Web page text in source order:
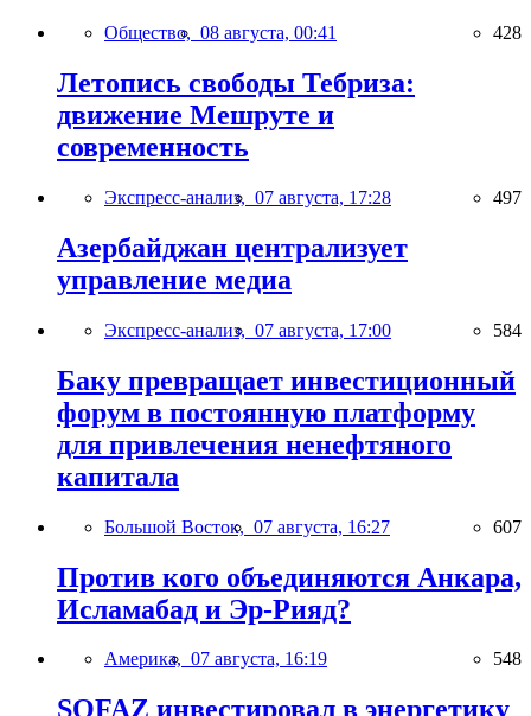
Общество, 08 августа, 00:41 428
Летопись свободы Тебриза:
движение Мешруте и
современность
Экспресс-анализ, 07 августа, 17:28 497
Азербайджан централизует
управление медиа
Экспресс-анализ, 07 августа, 17:00 584
Баку превращает инвестиционный
форум в постоянную платформу
для привлечения ненефтяного
капитала
Большой Восток, 07 августа, 16:27 607
Против кого объединяются Анкара,
Исламабад и Эр-Рияд?
Америка, 07 августа, 16:19 548
SOFAZ инвестировал в энергетику